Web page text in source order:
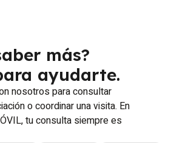
más?
ayudarte.
nosotros para consultar
o coordinar una visita. En
tu consulta siempre es